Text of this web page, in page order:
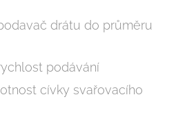
drátu do průměru
podávání
cívky svařovacího